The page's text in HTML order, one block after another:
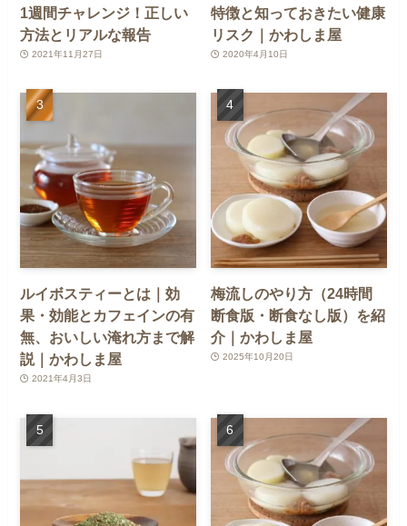
1週間チャレンジ！正しい
方法とリアルな報告
2021年11月27日
特徴と知っておきたい健康
リスク｜かわしま屋
2020年4月10日
ルイボスティーとは｜効
果・効能とカフェインの有
無、おいしい淹れ方まで解
説｜かわしま屋
2021年4月3日
梅流しのやり方（24時間
断食版・断食なし版）を紹
介｜かわしま屋
2025年10月20日